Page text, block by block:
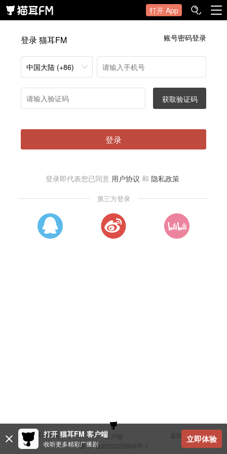
打开 App
登录 猫耳FM 账号密码登录
中国大陆 (+86)
获取验证码
登录
登录即代表您已同意 用户协议 和 隐私政策
第三方登录
建议与反馈 客户端
返回顶部
冀ICP备2022025898号-1
打开 猫耳FM 客户端
收听更多精彩广播剧 立即体验